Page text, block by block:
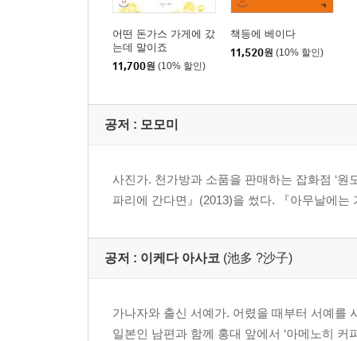
어떤 돈가스 가게에 갔
는데 말이죠
11,700원 (10% 할인)
책등에 베이다
11,520원 (10% 할인)
공저 : 모모미
사진가. 천가방과 소품을 판매하는 잡화점 ‘원
파리에 간다면』(2013)을 썼다. 『아무날에
공저 : 이케다 아사코 (池多 ?沙子)
가나자와 출신 서예가. 어렸을 때부터 서예를
일본인 남편과 함께 홍대 앞에서 ‘아메노히